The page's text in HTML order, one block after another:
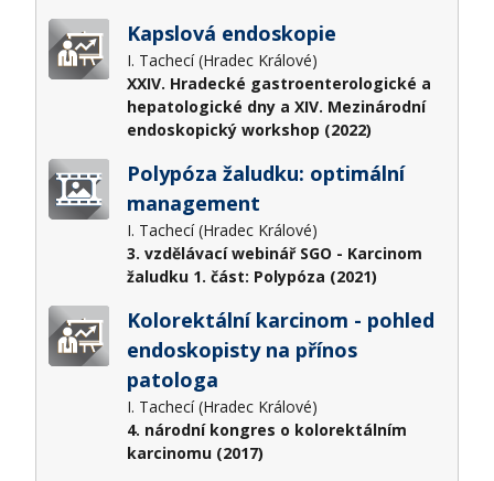
Kapslová endoskopie
I. Tachecí (Hradec Králové)
XXIV. Hradecké gastroenterologické a
hepatologické dny a XIV. Mezinárodní
endoskopický workshop (2022)
Polypóza žaludku: optimální
management
I. Tachecí (Hradec Králové)
3. vzdělávací webinář SGO - Karcinom
žaludku 1. část: Polypóza (2021)
Kolorektální karcinom - pohled
endoskopisty na přínos
patologa
I. Tachecí (Hradec Králové)
4. národní kongres o kolorektálním
karcinomu (2017)